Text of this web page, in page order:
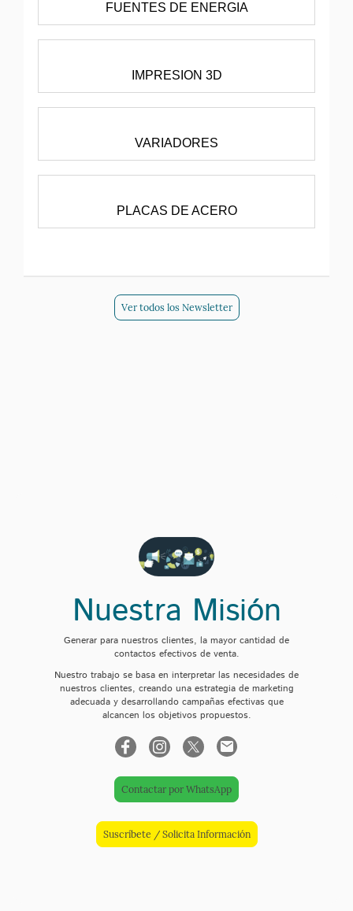
FUENTES DE ENERGIA
IMPRESION 3D
VARIADORES
PLACAS DE ACERO
Ver todos los Newsletter
Nuestra Misión
Generar para nuestros clientes, la mayor cantidad de
contactos efectivos de venta.
Nuestro trabajo se basa en interpretar las necesidades de
nuestros clientes, creando una estrategia de marketing
adecuada y desarrollando campañas efectivas que
alcancen los objetivos propuestos.
Contactar por WhatsApp
Suscríbete / Solicita Información